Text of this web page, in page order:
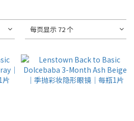
每页显示 72 个